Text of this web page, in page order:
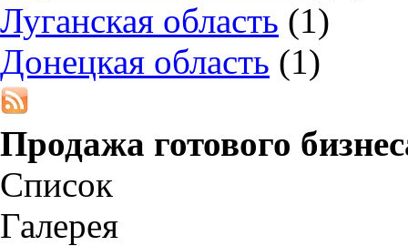
Луганская область (1)
Донецкая область (1)
Продажа готового
Список
Галерея